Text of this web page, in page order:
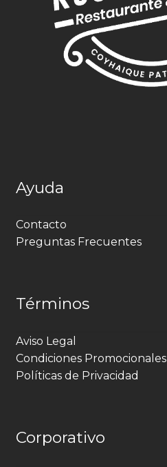
VINOS
Ayuda
Contacto
Preguntas Frecuentes
Términos
Aviso Legal
Condiciones Promocionales
Políticas de Privacidad
Corporativo